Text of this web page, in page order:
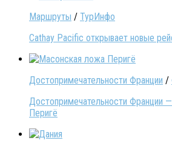
Маршруты / ТурИнфо
Cathay Pacific открывает новые
Достопримечательности Франции /
Достопримечательности Франции
Перигё